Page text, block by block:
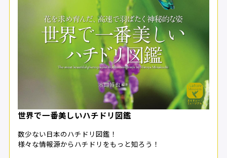
世界で一番美しいハチドリ図鑑
数少ない日本のハチドリ図鑑！
様々な情報源からハチドリをもっと知ろう！